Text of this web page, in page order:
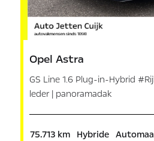
Opel Astra
GS Line 1.6 Plug-in-Hybrid
leder | panoramadak
75.713 km Hybride